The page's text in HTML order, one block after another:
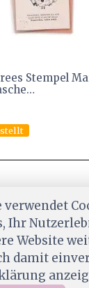
Stempel
verwendet
Ihr
Website
damit